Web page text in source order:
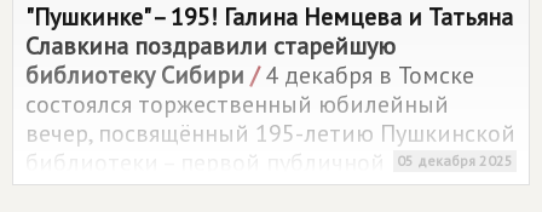
"Пушкинке" – 195! Галина Немцева и Татьяна
Славкина поздравили старейшую
библиотеку Сибири /4 декабря в Томске
состоялся торжественный юбилейный
вечер, посвящённый 195-летию Пушкинской
библиотеки – первой публичной
библиотеки Западной Сибири. С
05 декабря 2025